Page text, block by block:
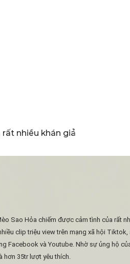
nhiều khán giả
Sao Hỏa chiếm được cảm tình của rất
clip triệu view trên mạng xã hội Tiktok,
Facebook và Youtube. Nhờ sự ủng hộ
35tr lượt yêu thích.